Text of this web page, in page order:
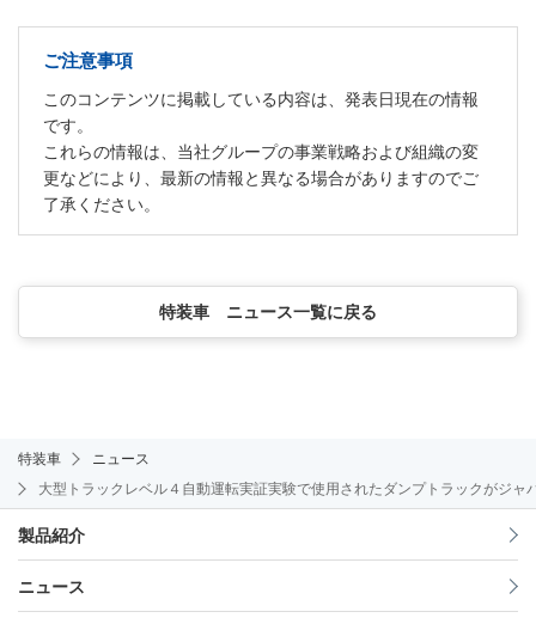
ご注意事項
このコンテンツに掲載している内容は、発表日現在の情報
です。
これらの情報は、当社グループの事業戦略および組織の変
更などにより、最新の情報と異なる場合がありますのでご
了承ください。
特装車 ニュース一覧に戻る
特装車
ニュース
大型トラックレベル４自動運転実証実験で使用されたダンプトラックがジャ
製品紹介
ニュース